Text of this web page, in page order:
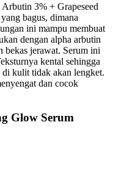
3% + Grapeseed
bagus, dimana
ini mampu membuat
dengan alpha arbutin
bekas jerawat. Serum ini
kental sehingga
di kulit tidak akan lengket.
dan cocok
Glow Serum